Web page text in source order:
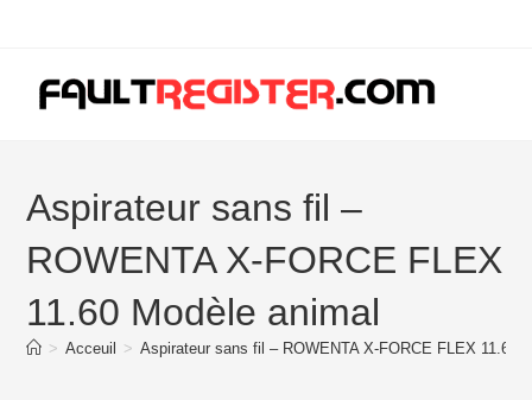
Aspirateur sans fil –
ROWENTA X-FORCE FLEX
11.60 Modèle animal
> Acceuil > Aspirateur sans fil – ROWENTA X-FORCE FLEX 11.60